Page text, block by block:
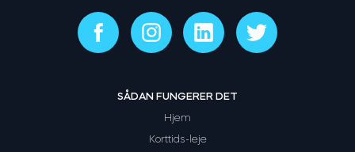
SÅDAN FUNGERER DET
Hjem
Korttids-leje